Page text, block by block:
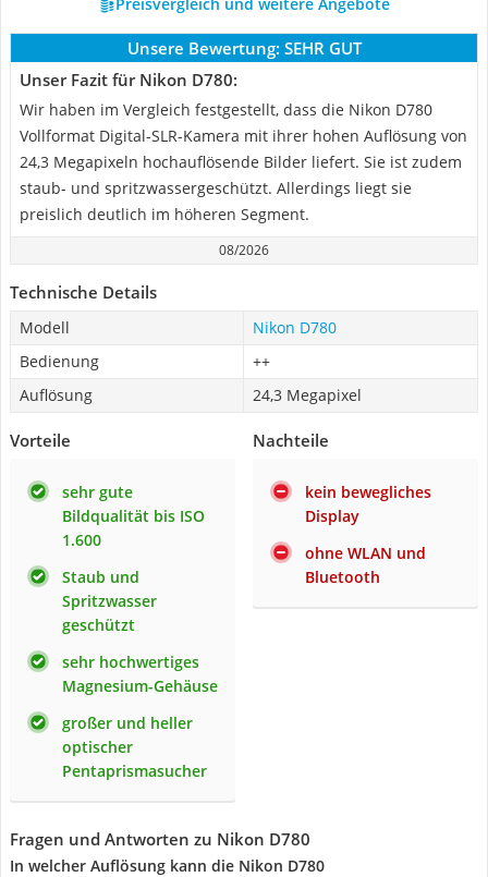
Unsere Bewertung: SEHR GUT
Unser Fazit für Nikon D780:
Wir haben im Vergleich festgestellt, dass die Nikon D780
Vollformat Digital-SLR-Kamera mit ihrer hohen Auflösung von
24,3 Megapixeln hochauflösende Bilder liefert. Sie ist zudem
staub- und spritzwassergeschützt. Allerdings liegt sie
preislich deutlich im höheren Segment.
08/2026
Technische Details
Modell
Nikon D780
Bedienung
++
Auflösung
24,3 Megapixel
Vorteile
sehr gute
Bildqualität bis ISO
1.600
Staub und
Spritzwasser
geschützt
sehr hochwertiges
Magnesium-Gehäuse
großer und heller
optischer
Pentaprismasucher
Nachteile
kein bewegliches
Display
ohne WLAN und
Bluetooth
Fragen und Antworten zu Nikon D780
In welcher Auflösung kann die Nikon D780